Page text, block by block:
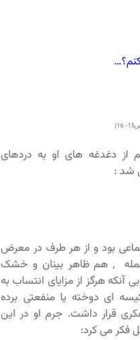
16)
از دغدغه های او به دردهای
شد :
بود و از هر طرف در معرض
, هم ظاهر بینان و خشک
هرگز از مزایای انتساب به
ای دوخته یا منفعتی برده
قرار داشت. جرم او در این
فکر می کرد: